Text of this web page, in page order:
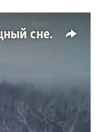
Сотни машин в очереди: как мощный снегопад остановил Керченский мост (видео)